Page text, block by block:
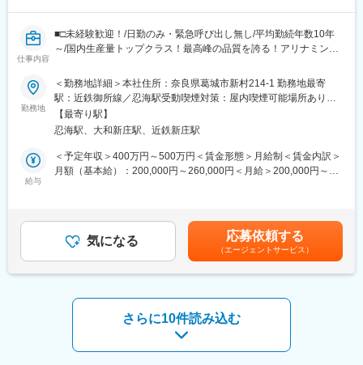
◎医薬品・ドリンク剤のOEMメーカーとしては、国内トップクラ
スの生産量を誇っています。またODMにも対応しており、様々な
◎ダイドーグループHD100%出資会社で、安定して長期就業が可
能です。
◎持株会や財形貯蓄、人間ドック費用補助等の福利厚生や様々な
休暇制度をご自身のライフスタイルに合わせてご活用頂けます。
■同社に関して：
◎同社はコーヒーや炭酸飲料などでお馴染みの“ダイドードリンコ
◎栄養ドリンクの「アリナミン7、アスパラドリンク、エスカッ
プ」は、当社が製造をしています。多種多様なドリンク剤の製造
変更の範囲：会社の定める業務
仕事内容
■□未経験歓迎！/日勤のみ・緊急呼び出し無し/平均勤続年数10年
～/国内生産量トップクラス！最高峰の品質を誇る！アリナミン・
■業務内容：
当社の本社工場の生産技術課で、工場内のユーティリティ保全を
メインでお任せします。
＜具体的には＞
・ユーティリティ機器（水設備、ボイラー、コンプレッサー）の
保全、点検
※機械修理については、簡単な修理は行いますが、基本的には外注
しています。
・夜間/休日の緊急呼び出しもほとんど無く、頻度としては年に1
回あるかないか程度です。
※工場は夜間も稼働していますが、一次対応は現場で行うという体
・宿泊を伴う出張が月に1回程度ございます。外部の工場見学や展
勤務地
＜勤務地詳細＞本社住所：奈良県葛城市新村214-1 勤務地最寄
駅：近鉄御所線／忍海駅受動喫煙対策：屋内喫煙可能場所あり変
更の範囲：会社の定める事業所
【最寄り駅】
忍海駅、大和新庄駅、近鉄新庄駅
給与
＜予定年収＞400万円～500万円＜賃金形態＞月給制＜賃金内訳＞
月額（基本給）：200,000円～260,000円＜月給＞200,000円～
／冬）（評価に応じて1.8か月～2.2か月の範囲内で変動）※昨年度
実績：計4ヶ月分賃金はあくまでも目安の金額であり、選考を通じ
て上下する可能性があります。月給(月額)は固定手当を含めた表記
です。
気になる 応募依頼する
（エージェントサービス）
さらに10件読み込む